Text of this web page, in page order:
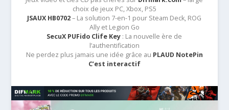
choix de jeux PC, Xbox, PS5
JSAUX HB0702– La solution 7-en-1 pour Steam Deck, ROG
Ally et Legion Go
SecuX PUFido Clife Key : La nouvelle ère de
l’authentification
Ne perdez plus jamais une idée grâce au PLAUD NotePin
C’est interactif